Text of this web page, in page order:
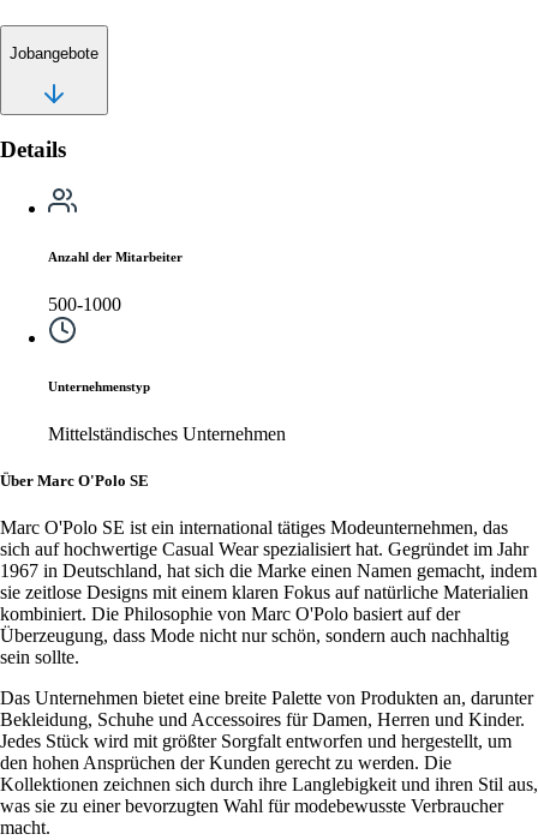
Jobangebote
Details
Anzahl der Mitarbeiter
500-1000
Unternehmenstyp
Mittelständisches Unternehmen
Über Marc O'Polo SE
Marc O'Polo SE ist ein international tätiges Modeunternehmen, das
sich auf hochwertige Casual Wear spezialisiert hat. Gegründet im Jahr
1967 in Deutschland, hat sich die Marke einen Namen gemacht, indem
sie zeitlose Designs mit einem klaren Fokus auf natürliche Materialien
kombiniert. Die Philosophie von Marc O'Polo basiert auf der
Überzeugung, dass Mode nicht nur schön, sondern auch nachhaltig
sein sollte.
Das Unternehmen bietet eine breite Palette von Produkten an, darunter
Bekleidung, Schuhe und Accessoires für Damen, Herren und Kinder.
Jedes Stück wird mit größter Sorgfalt entworfen und hergestellt, um
den hohen Ansprüchen der Kunden gerecht zu werden. Die
Kollektionen zeichnen sich durch ihre Langlebigkeit und ihren Stil aus,
was sie zu einer bevorzugten Wahl für modebewusste Verbraucher
macht.